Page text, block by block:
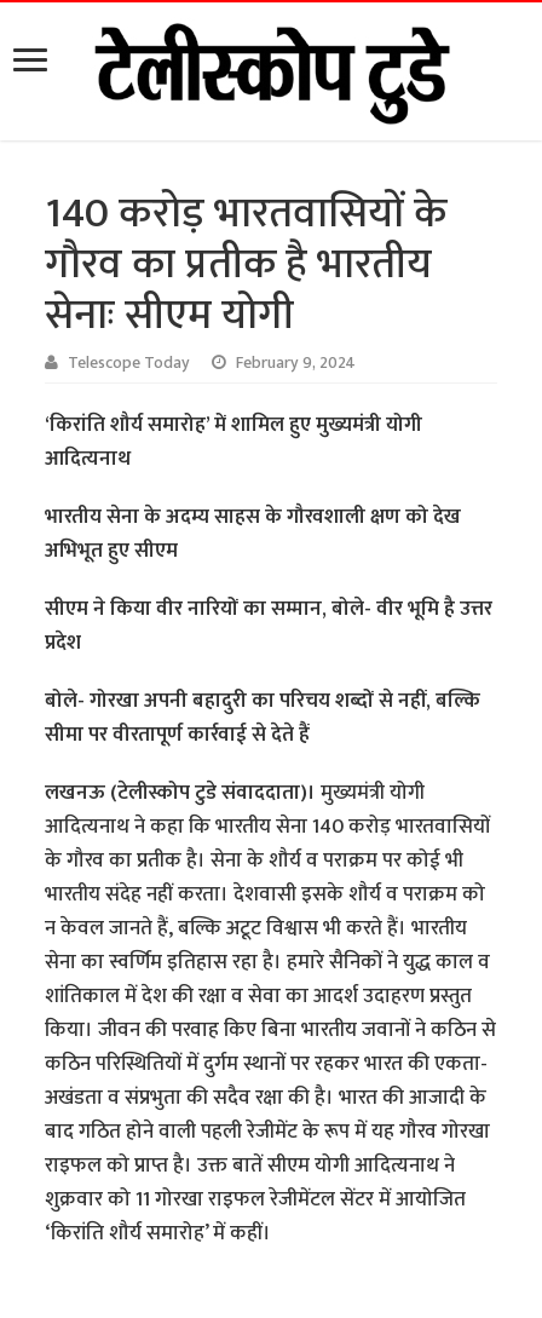
140 करोड़ भारतवासियों के
गौरव का प्रतीक है भारतीय
सेनाः सीएम योगी
Telescope Today February 9, 2024
‘किरांति शौर्य समारोह’ में शामिल हुए मुख्यमंत्री योगी
आदित्यनाथ
भारतीय सेना के अदम्य साहस के गौरवशाली क्षण को देख
अभिभूत हुए सीएम
सीएम ने किया वीर नारियों का सम्मान, बोले- वीर भूमि है उत्तर
प्रदेश
बोले- गोरखा अपनी बहादुरी का परिचय शब्दों से नहीं, बल्कि
सीमा पर वीरतापूर्ण कार्रवाई से देते हैं
लखनऊ (टेलीस्कोप टुडे संवाददाता)।मुख्यमंत्री योगी
आदित्यनाथ ने कहा कि भारतीय सेना 140 करोड़ भारतवासियों
के गौरव का प्रतीक है। सेना के शौर्य व पराक्रम पर कोई भी
भारतीय संदेह नहीं करता। देशवासी इसके शौर्य व पराक्रम को
न केवल जानते हैं, बल्कि अटूट विश्वास भी करते हैं। भारतीय
सेना का स्वर्णिम इतिहास रहा है। हमारे सैनिकों ने युद्ध काल व
शांतिकाल में देश की रक्षा व सेवा का आदर्श उदाहरण प्रस्तुत
किया। जीवन की परवाह किए बिना भारतीय जवानों ने कठिन से
कठिन परिस्थितियों में दुर्गम स्थानों पर रहकर भारत की एकता-
अखंडता व संप्रभुता की सदैव रक्षा की है। भारत की आजादी के
बाद गठित होने वाली पहली रेजीमेंट के रूप में यह गौरव गोरखा
राइफल को प्राप्त है। उक्त बातें सीएम योगी आदित्यनाथ ने
शुक्रवार को 11 गोरखा राइफल रेजीमेंटल सेंटर में आयोजित
‘किरांति शौर्य समारोह’ में कहीं।